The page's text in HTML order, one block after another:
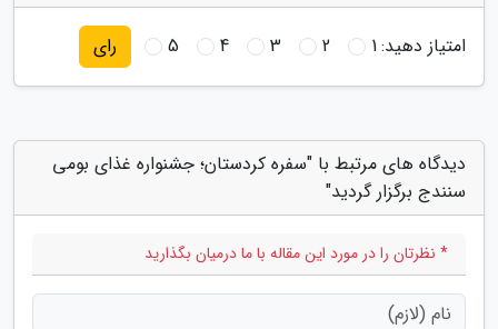
امتیاز دهید:1
2
3
4
5 رای
دیدگاه های مرتبط با "سفره کردستان؛ جشنواره غذای بومی
سنندج برگزار گردید"
* نظرتان را در مورد این مقاله با ما درمیان بگذارید